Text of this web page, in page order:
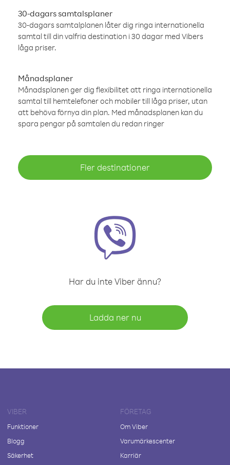
30-dagars samtalsplaner
30-dagars samtalplanen låter dig ringa internationella
samtal till din valfria destination i 30 dagar med Vibers
låga priser.
Månadsplaner
Månadsplanen ger dig flexibilitet att ringa internationella
samtal till hemtelefoner och mobiler till låga priser, utan
att behöva förnya din plan. Med månadsplanen kan du
spara pengar på samtalen du redan ringer
Fler destinationer
Har du inte Viber ännu?
Ladda ner nu
VIBER
Funktioner
Blogg
Säkerhet
FÖRETAG
Om Viber
Varumärkescenter
Karriär